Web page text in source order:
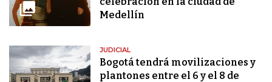
Medellín
JUDICIAL
Bogotá tendrá movilizaciones y
plantones entre el 6 y el 8 de